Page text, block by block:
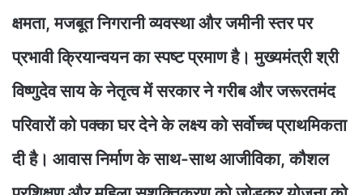
क्षमता, मजबूत निगरानी व्यवस्था और जमीनी स्तर पर
प्रभावी क्रियान्वयन का स्पष्ट प्रमाण है। मुख्यमंत्री श्री
विष्णुदेव साय के नेतृत्व में सरकार ने गरीब और जरूरतमंद
परिवारों को पक्का घर देने के लक्ष्य को सर्वोच्च प्राथमिकता
दी है। आवास निर्माण के साथ-साथ आजीविका, कौशल